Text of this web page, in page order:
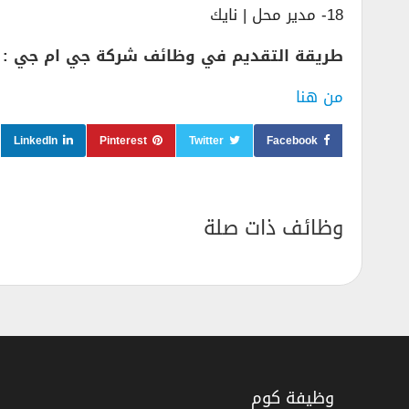
18- مدير محل | نايك
طريقة التقديم في وظائف شركة جي ام جي :
من هنا
Facebook
Twitter
Pinterest
LinkedIn
وظائف ذات صلة
وظيفة كوم